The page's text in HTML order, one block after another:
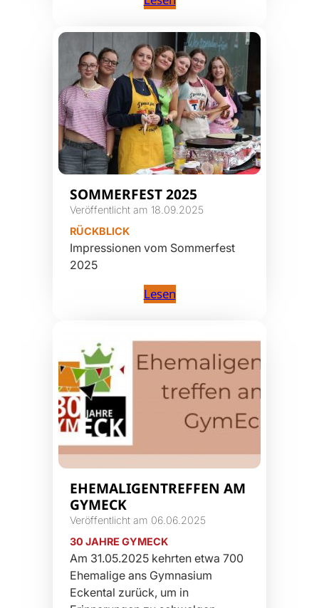
SOMMERFEST 2025
Veröffentlicht am 18.09.2025
RÜCKBLICK
Impressionen vom Sommerfest
2025
Lesen
EHEMALIGENTREFFEN AM
GYMECK
Veröffentlicht am 06.06.2025
30 JAHRE GYMECK
Am 31.05.2025 kehrten etwa 700
Ehemalige ans Gymnasium
Eckental zurück, um in